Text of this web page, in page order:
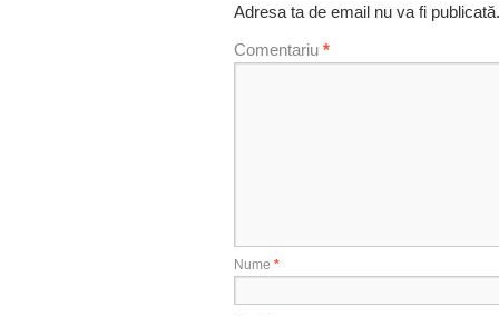
Adresa ta de email nu va fi publicată.
Comentariu *
Nume *